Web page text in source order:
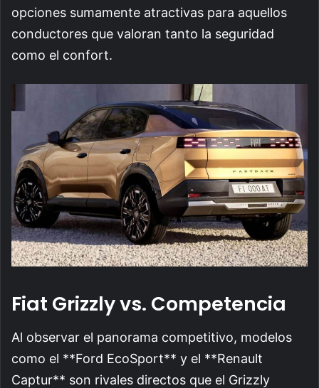
opciones sumamente atractivas para aquellos
conductores que valoran tanto la seguridad
como el confort.
Fiat Grizzly vs. Competencia
Al observar el panorama competitivo, modelos
como el **Ford EcoSport** y el **Renault
Captur** son rivales directos que el Grizzly